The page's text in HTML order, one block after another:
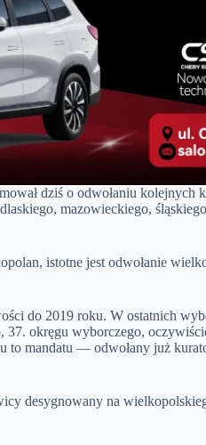
dziś o odwołaniu kolejnych
mazowieckiego,
istotne jest odwołanie
do 2019 roku. W ostatnich
37. okręgu wyborczego,
to mandatu — odwołany już
desygnowany na